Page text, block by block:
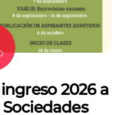
2026 a